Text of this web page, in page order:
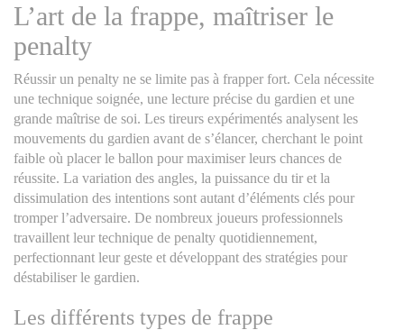
L’art de la frappe, maîtriser le
penalty
Réussir un penalty ne se limite pas à frapper fort. Cela nécessite
une technique soignée, une lecture précise du gardien et une
grande maîtrise de soi. Les tireurs expérimentés analysent les
mouvements du gardien avant de s’élancer, cherchant le point
faible où placer le ballon pour maximiser leurs chances de
réussite. La variation des angles, la puissance du tir et la
dissimulation des intentions sont autant d’éléments clés pour
tromper l’adversaire. De nombreux joueurs professionnels
travaillent leur technique de penalty quotidiennement,
perfectionnant leur geste et développant des stratégies pour
déstabiliser le gardien.
Les différents types de frappe